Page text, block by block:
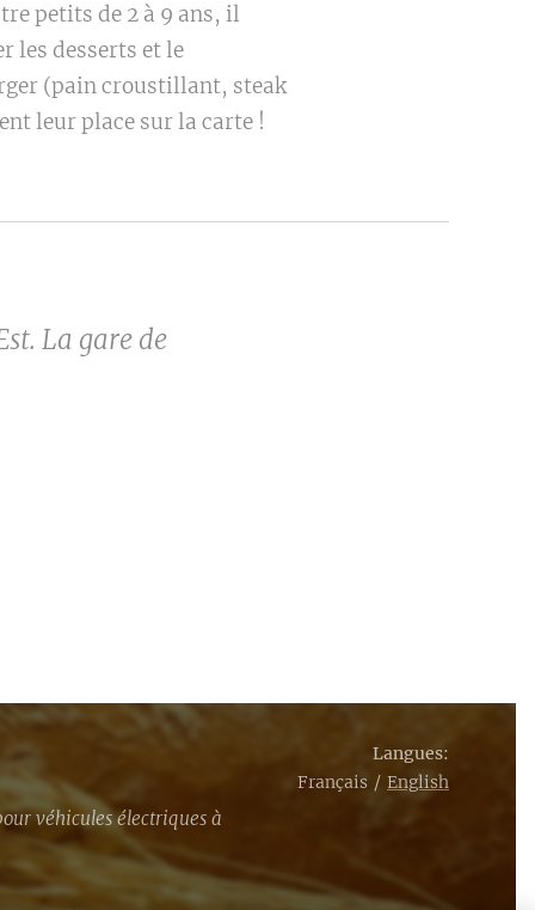
petits de 2 à 9 ans, il
les desserts et le
(pain croustillant, steak
leur place sur la carte !
La gare de
véhicules électriques à
Langues
Français
English